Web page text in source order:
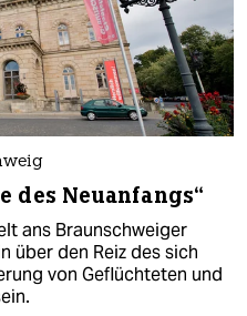
des Neuanfangs“
ans Braunschweiger
über den Reiz des sich
von Geflüchteten und